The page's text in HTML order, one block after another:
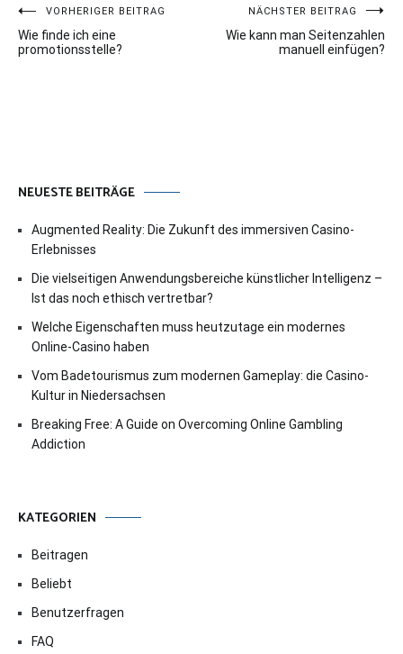
Beitragsnavigation
VORHERIGER BEITRAG
Wie finde ich eine
promotionsstelle?
NÄCHSTER BEITRAG
Wie kann man Seitenzahlen
manuell einfügen?
NEUESTE BEITRÄGE
Augmented Reality: Die Zukunft des immersiven Casino-
Erlebnisses
Die vielseitigen Anwendungsbereiche künstlicher Intelligenz –
Ist das noch ethisch vertretbar?
Welche Eigenschaften muss heutzutage ein modernes
Online-Casino haben
Vom Badetourismus zum modernen Gameplay: die Casino-
Kultur in Niedersachsen
Breaking Free: A Guide on Overcoming Online Gambling
Addiction
KATEGORIEN
Beitragen
Beliebt
Benutzerfragen
FAQ